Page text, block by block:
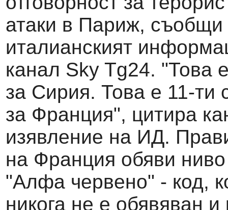
атаки в Париж, съобщи
италианският
канал Sky Tg24. "Това
за Сирия. Това е 11-ти
за Франция", цитира
изявление на ИД.
на Франция обяви
"Алфа червено" - код,
никога не е обявяван и